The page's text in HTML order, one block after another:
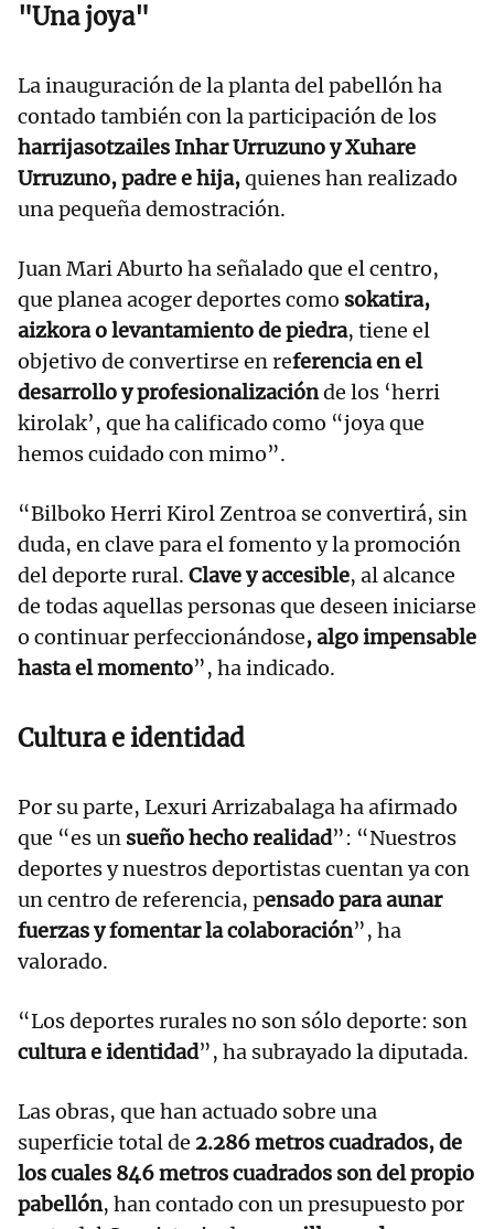
"Una joya"
La inauguración de la planta del pabellón ha
contado también con la participación de los
harrijasotzailes Inhar Urruzuno y Xuhare
Urruzuno, padre e hija,quienes han realizado
una pequeña demostración.
Juan Mari Aburto ha señalado que el centro,
que planea acoger deportes como sokatira,
aizkora o levantamiento de piedra, tiene el
objetivo de convertirse en referencia en el
desarrollo y profesionalizaciónde los ‘herri
kirolak’, que ha calificado como “joya que
hemos cuidado con mimo”.
“Bilboko Herri Kirol Zentroa se convertirá, sin
duda, en clave para el fomento y la promoción
del deporte rural. Clave y accesible, al alcance
de todas aquellas personas que deseen iniciarse
o continuar perfeccionándose, algo impensable
hasta el momento”, ha indicado.
Cultura e identidad
Por su parte, Lexuri Arrizabalaga ha afirmado
que “es un sueño hecho realidad”: “Nuestros
deportes y nuestros deportistas cuentan ya con
un centro de referencia, pensado para aunar
fuerzas y fomentar la colaboración”, ha
valorado.
“Los deportes rurales no son sólo deporte: son
cultura e identidad”, ha subrayado la diputada.
Las obras, que han actuado sobre una
superficie total de 2.286 metros cuadrados, de
los cuales 846 metros cuadrados son del propio
pabellón, han contado con un presupuesto por